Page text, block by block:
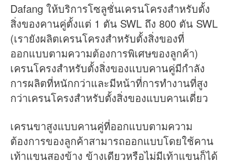
Dafang ให้บริการโซลูชั่นเครนโครงสำหรับตั้ง
สิ่งของคานคู่ตั้งแต่ 1 ตัน SWL ถึง 800 ตัน SWL
(เรายังผลิตเครนโครงสำหรับตั้งสิ่งของที่
ออกแบบตามความต้องการพิเศษของลูกค้า)
เครนโครงสำหรับตั้งสิ่งของแบบคานคู่มีกำลัง
การผลิตที่หนักกว่าและมีหน้าที่การทำงานที่สูง
กว่าเครนโครงสำหรับตั้งสิ่งของแบบคานเดี่ยว
เครนขาสูงแบบคานคู่ที่ออกแบบตามความ
ต้องการของลูกค้าสามารถออกแบบโดยใช้คาน
เท้าแขนสองข้าง ข้างเดียวหรือไม่มีเท้าแขนก็ได้